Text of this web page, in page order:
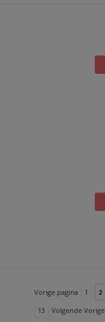
Vorige pagina 1 2
13
Volgende Vorige